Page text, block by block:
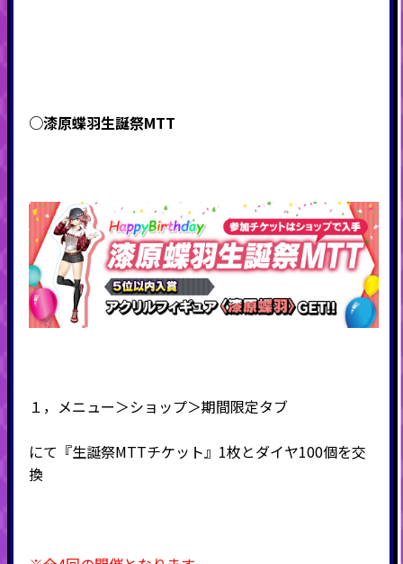
○漆原蝶羽生誕祭MTT
１，メニュー＞ショップ＞期間限定タブ
にて『生誕祭MTTチケット』1枚とダイヤ100個を交
換